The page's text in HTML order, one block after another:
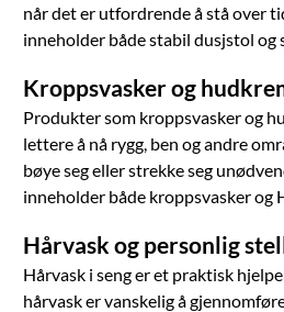
når det er utfordrende å stå over
inneholder både stabil dusjstol og
Kroppsvasker og
Produkter som kroppsvasker og
lettere å nå rygg, ben og andre
bøye seg eller strekke seg
inneholder både kroppsvasker og
Hårvask og personlig
Hårvask i seng er et praktisk
hårvask er vanskelig å